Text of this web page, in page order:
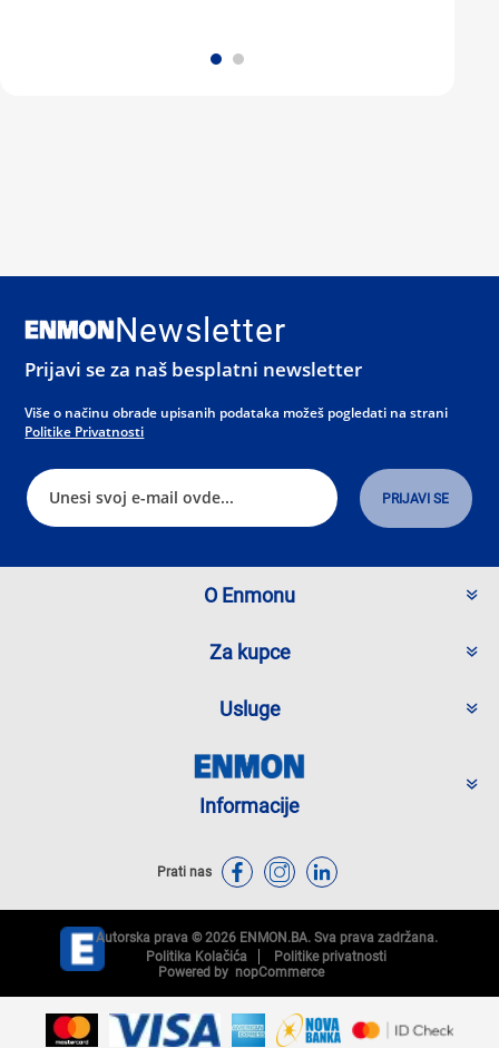
Newsletter
Prijavi se za naš besplatni newsletter
Više o načinu obrade upisanih podataka možeš pogledati na strani
Politike Privatnosti
O Enmonu
Za kupce
Usluge
Informacije
Prati nas
Autorska prava © 2026 ENMON.BA. Sva prava zadržana.
Politika Kolačića
Politike privatnosti
Powered by nopCommerce